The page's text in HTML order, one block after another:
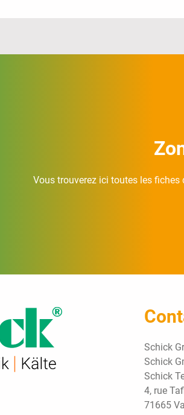
Vous trouverez ici toutes les
Schick
Schick
Schick
4, rue
71665